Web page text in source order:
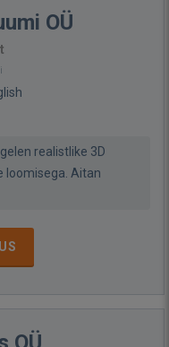
OÜ
realistlike 3D
loomisega. Aitan